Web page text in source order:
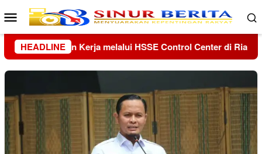
Loncat
ke
konten
Menu
Mobile
HEADLINE
di Riau dan Kepri Kolaborasi Lanud Sjamsudin Noor